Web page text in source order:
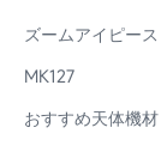
ズームアイピース
MK127
おすすめ天体機材